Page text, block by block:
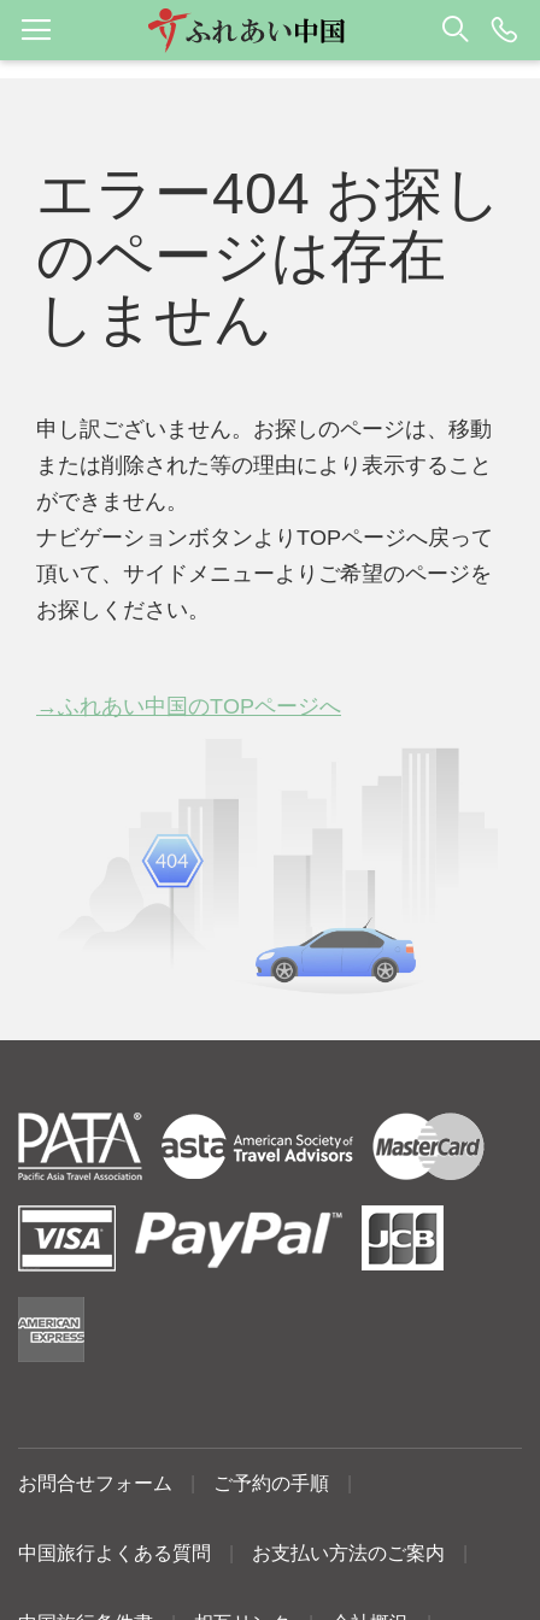
エラー404 お探し
のページは存在
しません
申し訳ございません。お探しのページは、移動
または削除された等の理由により表示すること
ができません。
ナビゲーションボタンよりTOPページへ戻って
頂いて、サイドメニューよりご希望のページを
お探しください。
→ふれあい中国のTOPページへ
お問合せフォーム ご予約の手順
中国旅行よくある質問 お支払い方法のご案内